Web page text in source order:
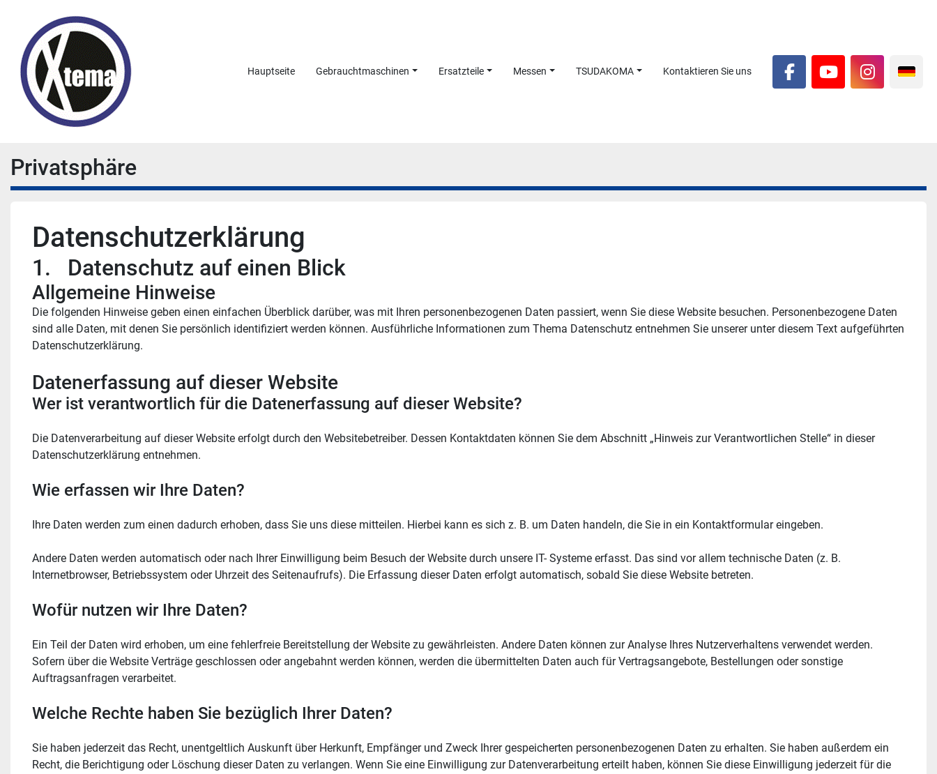
Hauptseite Gebrauchtmaschinen Ersatzteile Messen TSUDAKOMA Kontaktieren Sie uns
facebook
youtube
Privatsphäre
Datenschutzerklärung
1.   Datenschutz auf einen Blick
Allgemeine Hinweise
Die folgenden Hinweise geben einen einfachen Überblick darüber, was mit Ihren personenbezogenen Daten passiert, wenn Sie diese Website besuchen. Personenbezogene Daten
sind alle Daten, mit denen Sie persönlich identifiziert werden können. Ausführliche Informationen zum Thema Datenschutz entnehmen Sie unserer unter diesem Text aufgeführten
Datenschutzerklärung.
Datenerfassung auf dieser Website
Wer ist verantwortlich für die Datenerfassung auf dieser Website?
Die Datenverarbeitung auf dieser Website erfolgt durch den Websitebetreiber. Dessen Kontaktdaten können Sie dem Abschnitt „Hinweis zur Verantwortlichen Stelle“ in dieser
Datenschutzerklärung entnehmen.
Wie erfassen wir Ihre Daten?
Ihre Daten werden zum einen dadurch erhoben, dass Sie uns diese mitteilen. Hierbei kann es sich z. B. um Daten handeln, die Sie in ein Kontaktformular eingeben.
Andere Daten werden automatisch oder nach Ihrer Einwilligung beim Besuch der Website durch unsere IT- Systeme erfasst. Das sind vor allem technische Daten (z. B.
Internetbrowser, Betriebssystem oder Uhrzeit des Seitenaufrufs). Die Erfassung dieser Daten erfolgt automatisch, sobald Sie diese Website betreten.
Wofür nutzen wir Ihre Daten?
Ein Teil der Daten wird erhoben, um eine fehlerfreie Bereitstellung der Website zu gewährleisten. Andere Daten können zur Analyse Ihres Nutzerverhaltens verwendet werden.
Sofern über die Website Verträge geschlossen oder angebahnt werden können, werden die übermittelten Daten auch für Vertragsangebote, Bestellungen oder sonstige
Auftragsanfragen verarbeitet.
Welche Rechte haben Sie bezüglich Ihrer Daten?
Sie haben jederzeit das Recht, unentgeltlich Auskunft über Herkunft, Empfänger und Zweck Ihrer gespeicherten personenbezogenen Daten zu erhalten. Sie haben außerdem ein
Recht, die Berichtigung oder Löschung dieser Daten zu verlangen. Wenn Sie eine Einwilligung zur Datenverarbeitung erteilt haben, können Sie diese Einwilligung jederzeit für die